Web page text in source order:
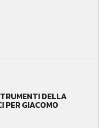
DELLA
PER GIACOMO